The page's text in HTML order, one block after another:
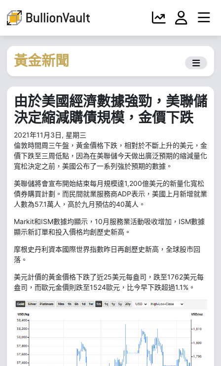
黃金新聞
由於美國經濟數據強勁，美聯儲
決定縮減購債規模，金價下跌
2021年11月3日, 星期三
倫敦時間周三午盤，黃金價格下跌，相對於不斷上升的美元，金
價下跌至三周低點，因為在美聯儲今天做出廣泛預期的縮減量化
寬松決定之前，美國公布了一系列強於預期的數據。
美聯儲將會宣布開始結束每月規模達1,200億美元的新量化寬松
債券購買計劃。而民間就業服務商ADP表示，美國上月新增就業
人數為57.1萬人，高於九月預估的40萬人。
Markit和ISM數據均顯示，10月服務業活動吸收增加，ISM數據
顯示新訂單和投入價格均創歷史新高。
摩根史丹利資本國際世界指數昨日再創歷史新高，全球股市回
落。
美元計價的黃金價格下跌了近25美元每盎司，跌至1762美元每
盎司，而歐元金價則跌至1524歐元，比今早下跌超過1.1%。